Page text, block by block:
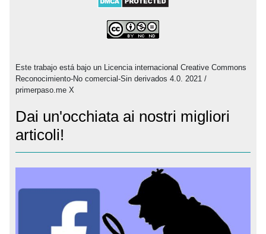
Este trabajo está bajo un Licencia internacional Creative Commons
Reconocimiento-No comercial-Sin derivados 4.0. 2021 /
primerpaso.me X
Dai un'occhiata ai nostri migliori
articoli!